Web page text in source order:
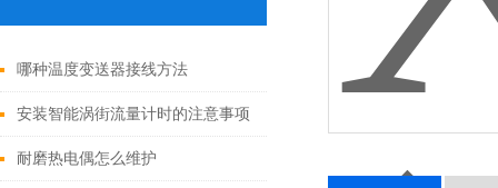
哪种温度变送器接线方法
安装智能涡街流量计时的注意事项
耐磨热电偶怎么维护